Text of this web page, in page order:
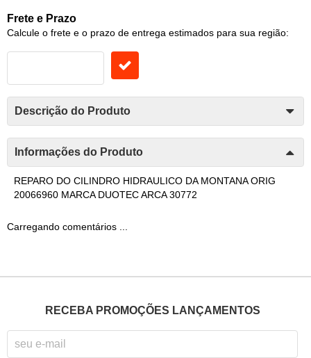
Frete e Prazo
Calcule o frete e o prazo de entrega estimados para sua região:
Descrição do Produto
Informações do Produto
REPARO DO CILINDRO HIDRAULICO DA MONTANA ORIG
20066960 MARCA DUOTEC ARCA 30772
Carregando comentários ...
RECEBA PROMOÇÕES LANÇAMENTOS